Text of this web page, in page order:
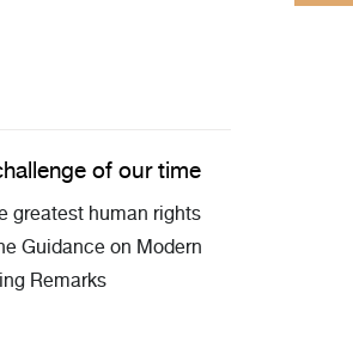
of our time
greatest human rights
Guidance on Modern
Remarks